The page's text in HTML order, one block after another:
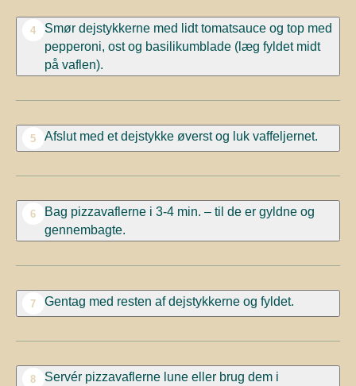
4
Smør dejstykkerne med lidt tomatsauce og top med
pepperoni, ost og basilikumblade (læg fyldet midt
på vaflen).
5 Afslut med et dejstykke øverst og luk vaffeljernet.
6
Bag pizzavaflerne i 3-4 min. – til de er gyldne og
gennembagte.
7 Gentag med resten af dejstykkerne og fyldet.
8
Servér pizzavaflerne lune eller brug dem i